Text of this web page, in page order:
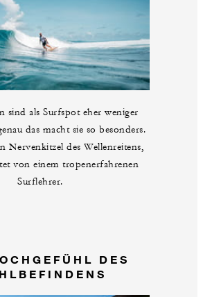
sind als Surfspot eher weniger
das macht sie so besonders.
Nervenkitzel des Wellenreitens,
von einem tropenerfahrenen
Surflehrer.
DES